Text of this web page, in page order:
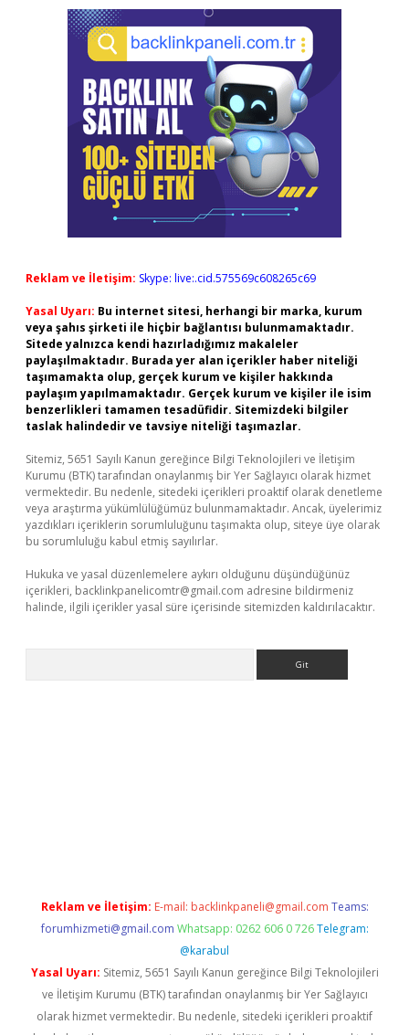
Reklam ve İletişim: Skype: live:.cid.575569c608265c69
Yasal Uyarı: Bu internet sitesi, herhangi bir marka, kurum
veya şahıs şirketi ile hiçbir bağlantısı bulunmamaktadır.
Sitede yalnızca kendi hazırladığımız makaleler
paylaşılmaktadır. Burada yer alan içerikler haber niteliği
taşımamakta olup, gerçek kurum ve kişiler hakkında
paylaşım yapılmamaktadır. Gerçek kurum ve kişiler ile isim
benzerlikleri tamamen tesadüfidir. Sitemizdeki bilgiler
taslak halindedir ve tavsiye niteliği taşımazlar.
Sitemiz, 5651 Sayılı Kanun gereğince Bilgi Teknolojileri ve İletişim
Kurumu (BTK) tarafından onaylanmış bir Yer Sağlayıcı olarak hizmet
vermektedir. Bu nedenle, sitedeki içerikleri proaktif olarak denetleme
veya araştırma yükümlülüğümüz bulunmamaktadır. Ancak, üyelerimiz
yazdıkları içeriklerin sorumluluğunu taşımakta olup, siteye üye olarak
bu sorumluluğu kabul etmiş sayılırlar.
Hukuka ve yasal düzenlemelere aykırı olduğunu düşündüğünüz
içerikleri, backlinkpanelicomtr@gmail.com adresine bildirmeniz
halinde, ilgili içerikler yasal süre içerisinde sitemizden kaldırılacaktır.
Reklam ve İletişim: E-mail: backlinkpaneli@gmail.com Teams:
forumhizmeti@gmail.com Whatsapp: 0262 606 0 726 Telegram:
@karabul
Yasal Uyarı: Sitemiz, 5651 Sayılı Kanun gereğince Bilgi Teknolojileri
ve İletişim Kurumu (BTK) tarafından onaylanmış bir Yer Sağlayıcı
olarak hizmet vermektedir. Bu nedenle, sitedeki içerikleri proaktif